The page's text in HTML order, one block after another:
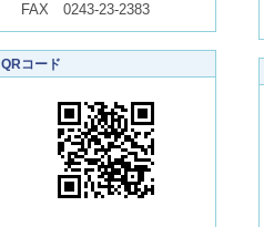
FAX 0243-23-2383
QRコード